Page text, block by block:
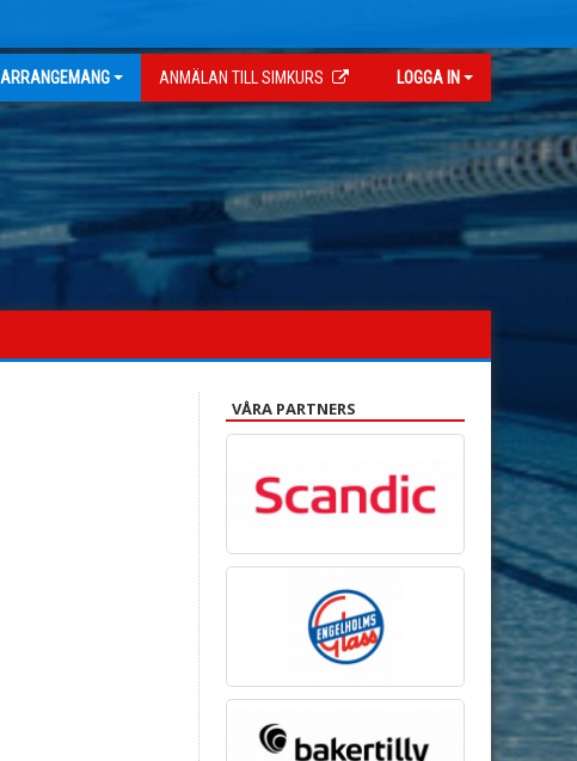
ARRANGEMANG ANMÄLAN TILL SIMKURS LOGGA IN
VÅRA PARTNERS